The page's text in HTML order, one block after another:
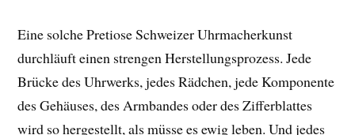
Eine solche Pretiose Schweizer Uhrmacherkunst
durchläuft einen strengen Herstellungsprozess. Jede
Brücke des Uhrwerks, jedes Rädchen, jede Komponente
des Gehäuses, des Armbandes oder des Zifferblattes
wird so hergestellt, als müsse es ewig leben. Und jedes